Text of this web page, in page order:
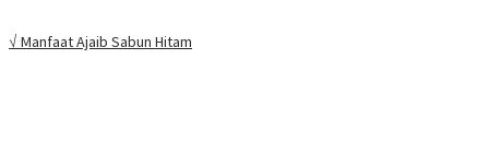
√ Manfaat Ajaib Sabun Hitam